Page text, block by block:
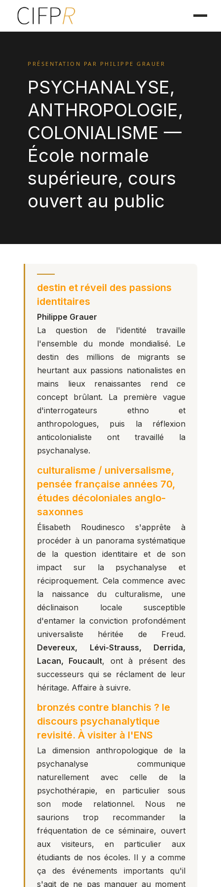
PRÉSENTATION PAR PHILIPPE GRAUER
PSYCHANALYSE,
ANTHROPOLOGIE,
COLONIALISME —
École normale
supérieure, cours
ouvert au public
destin et réveil des passions
identitaires
Philippe Grauer
La question de l'identité travaille
l'ensemble du monde mondialisé. Le
destin des millions de migrants se
heurtant aux passions nationalistes en
mains lieux renaissantes rend ce
concept brûlant. La première vague
d'interrogateurs ethno et
anthropologues, puis la réflexion
anticolonialiste ont travaillé la
psychanalyse.
culturalisme / universalisme,
pensée française années 70,
études décoloniales anglo-
saxonnes
Élisabeth Roudinesco s'apprête à
procéder à un panorama systématique
de la question identitaire et de son
impact sur la psychanalyse et
réciproquement. Cela commence avec
la naissance du culturalisme, une
déclinaison locale susceptible
d'entamer la conviction profondément
universaliste héritée de Freud.
Devereux, Lévi-Strauss, Derrida,
Lacan, Foucault, ont à présent des
successeurs qui se réclament de leur
héritage. Affaire à suivre.
bronzés contre blanchis ? le
discours psychanalytique
revisité. À visiter à l'ENS
La dimension anthropologique de la
psychanalyse communique
naturellement avec celle de la
psychothérapie, en particulier sous
son mode relationnel. Nous ne
saurions trop recommander la
fréquentation de ce séminaire, ouvert
aux visiteurs, en particulier aux
étudiants de nos écoles. Il y a comme
ça des événements importants qu'il
s'agit de ne pas manquer au moment